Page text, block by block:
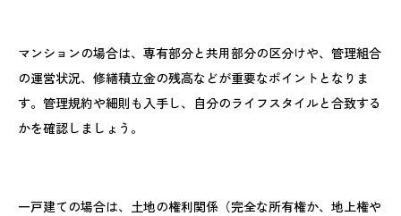
マンションの場合は、専有部分と共用部分の区分けや、管理組合
の運営状況、修繕積立金の残高などが重要なポイントとなりま
す。管理規約や細則も入手し、自分のライフスタイルと合致する
かを確認しましょう。
一戸建ての場合は、土地の権利関係（完全な所有権か、地上権や